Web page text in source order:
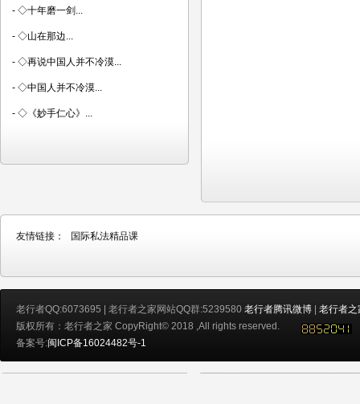
- ◇十年磨一剑...
- ◇山在那边...
- ◇再说中国人并不冷漠...
- ◇中国人并不冷漠...
- ◇《妙手仁心》...
友情链接： 国际私法精品课
老行者QQ:6073695 | 老行者之家网站QQ群:5239580 老行者腾讯微博 | 老行者之
版权所有：老行者之家 CopyRight© 2018 ,All rights reserved.
备案号:闽ICP备16024482号-1